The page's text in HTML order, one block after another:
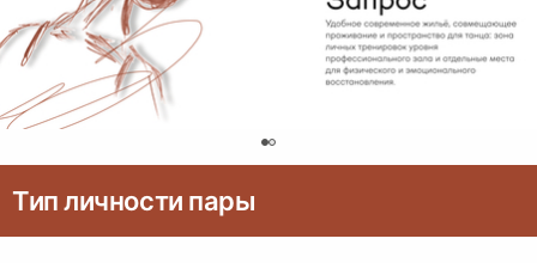
Тип личности пары